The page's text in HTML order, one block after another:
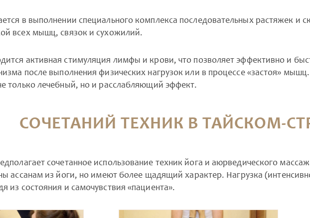
в выполнении специального комплекса последовательных растяжек и
всех мышц, связок и сухожилий.
активная стимуляция лимфы и крови, что позволяет эффективно и
после выполнения физических нагрузок или в процессе «застоя»
только лечебный, но и расслабляющий эффект.
СОЧЕТАНИЙ ТЕХНИК В ТАЙСКОМ-
сочетанное использование техник йога и аюрведического
ассанам из йоги, но имеют более щадящий характер. Нагрузка
из состояния и самочувствия «пациента».